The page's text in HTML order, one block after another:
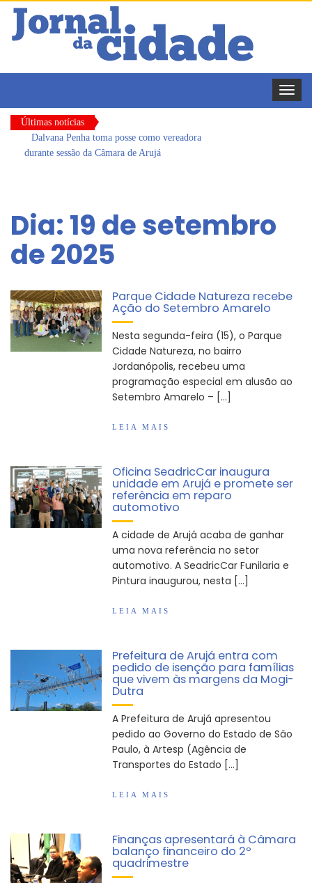
Toggle
Últimas notícias
Dalvana Penha toma posse como vereadora
durante sessão da Câmara de Arujá
Arujá promove 2º encontro da Jornada de
Conhecimento em Bem-Estar Animal no Parque
dos Ipês
Arujá não registra casos de sarampo há 6 anos
Vereadores Mirins iniciam jornada no Legislativo
com participação em Sessão Simulada
CONDEMAT+ e Sesc Mogi das Cruzes
promovem palestra sobre diversidade e inclusão no
Dia: 19 de setembro
de 2025
Parque Cidade Natureza recebe
Ação do Setembro Amarelo
Nesta segunda-feira (15), o Parque
Cidade Natureza, no bairro
Jordanópolis, recebeu uma
programação especial em alusão ao
Setembro Amarelo – […]
LEIA MAIS
Oficina SeadricCar inaugura
unidade em Arujá e promete ser
referência em reparo
automotivo
A cidade de Arujá acaba de ganhar
uma nova referência no setor
automotivo. A SeadricCar Funilaria e
Pintura inaugurou, nesta […]
LEIA MAIS
Prefeitura de Arujá entra com
pedido de isenção para famílias
que vivem às margens da Mogi-
Dutra
A Prefeitura de Arujá apresentou
pedido ao Governo do Estado de São
Paulo, à Artesp (Agência de
Transportes do Estado […]
LEIA MAIS
Finanças apresentará à Câmara
balanço financeiro do 2º
quadrimestre